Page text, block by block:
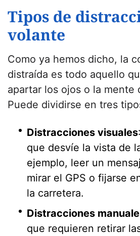
Tipos de
volante
Como ya hemos dicho, la
distraída es todo aquello
apartar los ojos o la mente
Puede dividirse en tres
Distracciones visuales
que desvíe la vista de
ejemplo, leer un
mirar el GPS o fijarse
la carretera.
Distracciones
que requieren retirar